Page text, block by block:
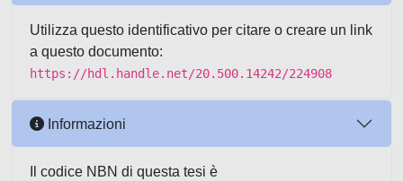
Utilizza questo identificativo per citare o creare un link
a questo documento:
https://hdl.handle.net/20.500.14242/224908
Informazioni
Il codice NBN di questa tesi è